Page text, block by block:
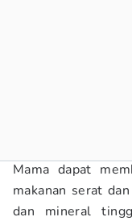
Mama dapat
makanan serat
dan mineral